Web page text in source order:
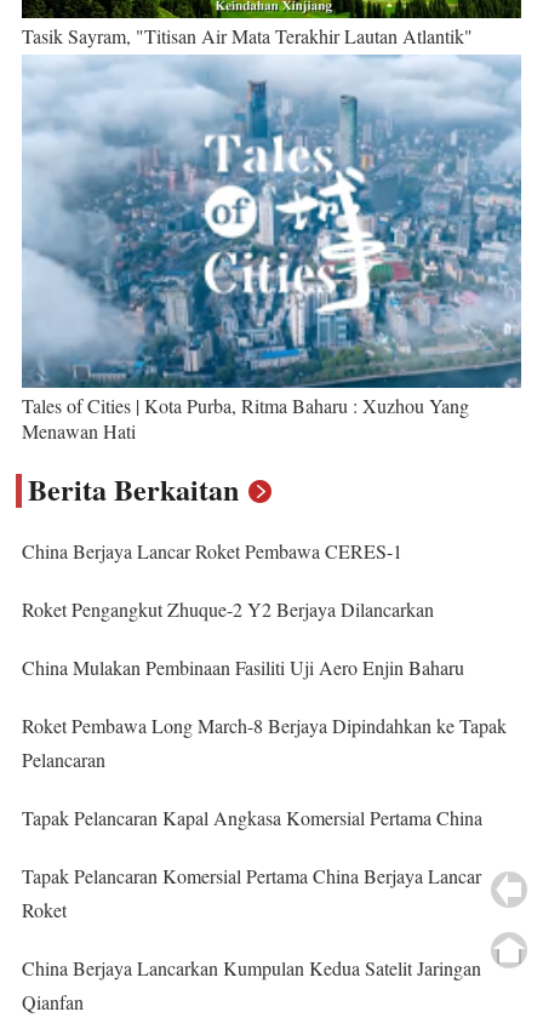
Tasik Sayram, "Titisan Air Mata Terakhir Lautan Atlantik"
Tales of Cities | Kota Purba, Ritma Baharu : Xuzhou Yang
Menawan Hati
Berita Berkaitan
China Berjaya Lancar Roket Pembawa CERES-1
Roket Pengangkut Zhuque-2 Y2 Berjaya Dilancarkan
China Mulakan Pembinaan Fasiliti Uji Aero Enjin Baharu
Roket Pembawa Long March-8 Berjaya Dipindahkan ke Tapak
Pelancaran
Tapak Pelancaran Kapal Angkasa Komersial Pertama China
Tapak Pelancaran Komersial Pertama China Berjaya Lancar
Roket
China Berjaya Lancarkan Kumpulan Kedua Satelit Jaringan
Qianfan